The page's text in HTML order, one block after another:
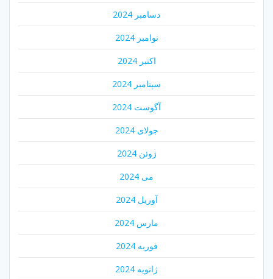
دسامبر 2024
نوامبر 2024
اکتبر 2024
سپتامبر 2024
آگوست 2024
جولای 2024
ژوئن 2024
می 2024
آوریل 2024
مارس 2024
فوریه 2024
ژانویه 2024